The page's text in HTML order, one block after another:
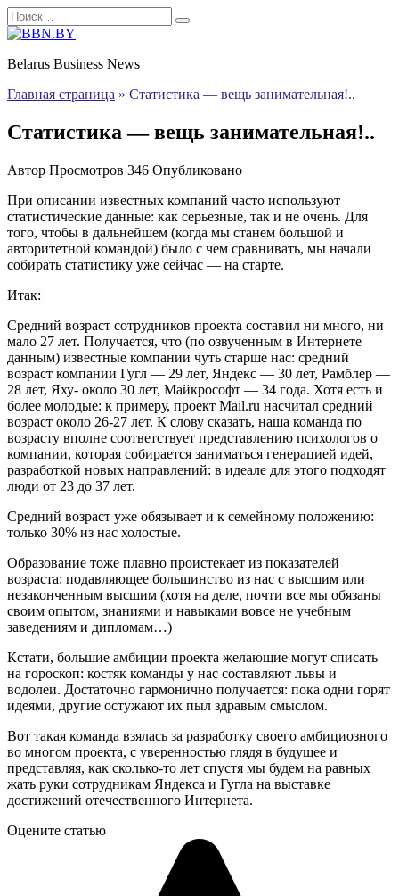
Перейти
к
Search
for:
Belarus Business News
Главная страница » Статистика — вещь занимательная!..
Статистика — вещь занимательная!..
Автор Просмотров 346 Опубликовано
При описании известных компаний часто используют
статистические данные: как серьезные, так и не очень. Для
того, чтобы в дальнейшем (когда мы станем большой и
авторитетной командой) было с чем сравнивать, мы начали
собирать статистику уже сейчас — на старте.
Итак:
Средний возраст сотрудников проекта составил ни много, ни
мало 27 лет. Получается, что (по озвученным в Интернете
данным) известные компании чуть старше нас: средний
возраст компании Гугл — 29 лет, Яндекс — 30 лет, Рамблер —
28 лет, Яху- около 30 лет, Майкрософт — 34 года. Хотя есть и
более молодые: к примеру, проект Mail.ru насчитал средний
возраст около 26-27 лет. К слову сказать, наша команда по
возрасту вполне соответствует представлению психологов о
компании, которая собирается заниматься генерацией идей,
разработкой новых направлений: в идеале для этого подходят
люди от 23 до 37 лет.
Средний возраст уже обязывает и к семейному положению:
только 30% из нас холостые.
Образование тоже плавно проистекает из показателей
возраста: подавляющее большинство из нас с высшим или
незаконченным высшим (хотя на деле, почти все мы обязаны
своим опытом, знаниями и навыками вовсе не учебным
заведениям и дипломам…)
Кстати, большие амбиции проекта желающие могут списать
на гороскоп: костяк команды у нас составляют львы и
водолеи. Достаточно гармонично получается: пока одни горят
идеями, другие остужают их пыл здравым смыслом.
Вот такая команда взялась за разработку своего амбициозного
во многом проекта, с уверенностью глядя в будущее и
представляя, как сколько-то лет спустя мы будем на равных
жать руки сотрудникам Яндекса и Гугла на выставке
достижений отечественного Интернета.
Оцените статью